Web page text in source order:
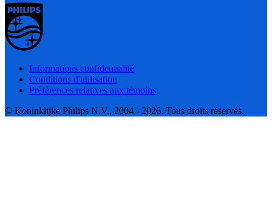
Informations confidentialité
Conditions d'utilisation
Préférences relatives aux témoins
© Koninklijke Philips N.V., 2004 - 2026. Tous droits réservés.